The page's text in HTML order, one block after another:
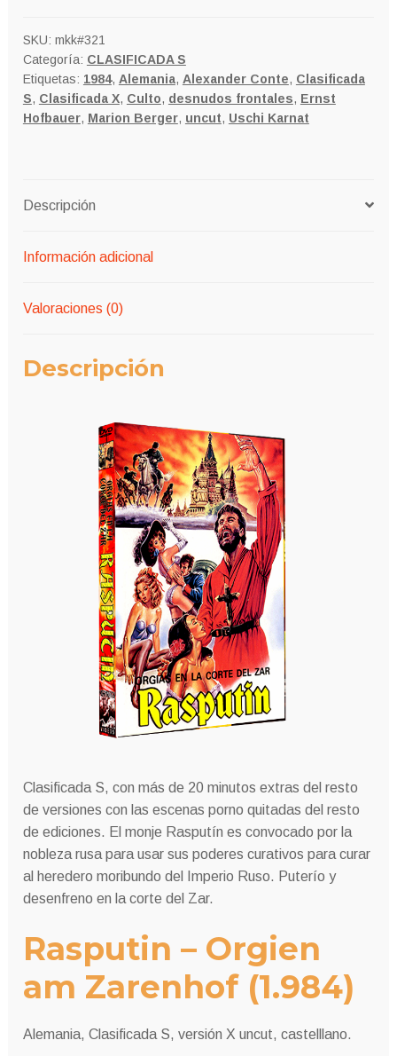
CORTE
DEL
ZAR
(VERSIÓN
x
SKU: mkk#321
Categoría: CLASIFICADA S
Etiquetas: 1984, Alemania, Alexander Conte, Clasificada
S, Clasificada X, Culto, desnudos frontales, Ernst
Hofbauer, Marion Berger, uncut, Uschi Karnat
Descripción
Información adicional
Valoraciones (0)
Descripción
Clasificada S, con más de 20 minutos extras del resto
de versiones con las escenas porno quitadas del resto
de ediciones. El monje Rasputín es convocado por la
nobleza rusa para usar sus poderes curativos para curar
al heredero moribundo del Imperio Ruso. Puterío y
desenfreno en la corte del Zar.
Rasputin – Orgien
am Zarenhof (1.984)
Alemania, Clasificada S, versión X uncut, castelllano.